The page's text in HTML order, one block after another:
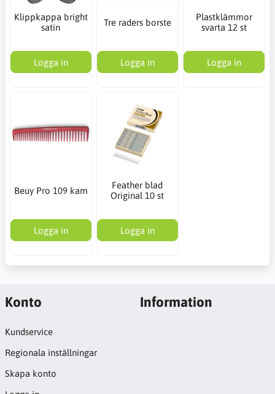
Klippkappa bright
satin
Logga in
Tre raders borste
Logga in
Plastklämmor
svarta 12 st
Logga in
Beuy Pro 109 kam
Logga in
Feather blad
Original 10 st
Logga in
Konto
Kundservice
Regionala inställningar
Skapa konto
Information